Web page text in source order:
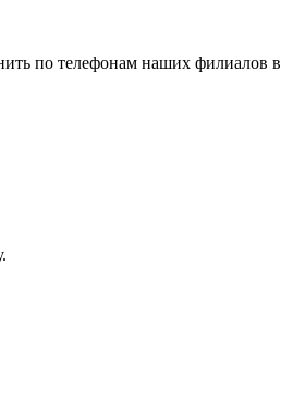
по телефонам наших филиалов в